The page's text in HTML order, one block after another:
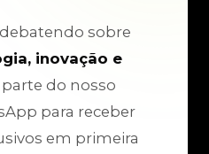
sobre
inovação e
parte do nosso
para receber
em primeira